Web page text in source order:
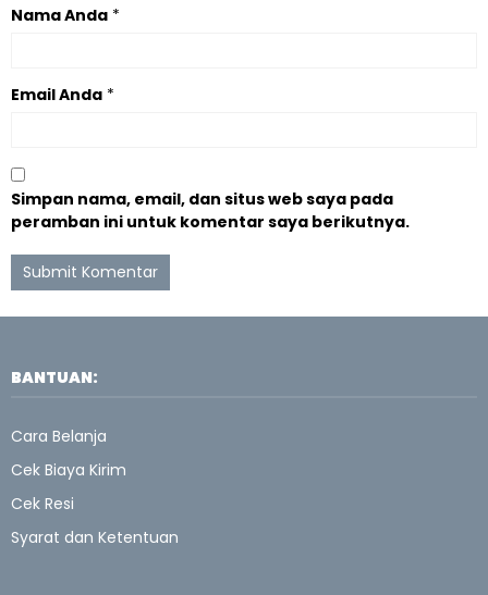
Nama Anda *
Email Anda *
Simpan nama, email, dan situs web saya pada
peramban ini untuk komentar saya berikutnya.
BANTUAN:
Cara Belanja
Cek Biaya Kirim
Cek Resi
Syarat dan Ketentuan